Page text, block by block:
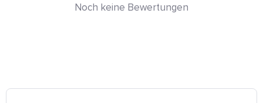
Noch keine Bewertungen